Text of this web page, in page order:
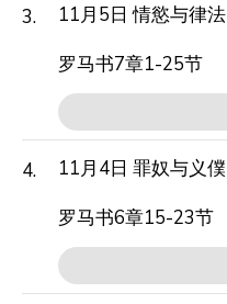
3.
11月5日 情慾与律法
罗马书7章1-25节
4.
11月4日 罪奴与义僕
罗马书6章15-23节